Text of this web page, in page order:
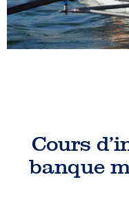
Cours
banque